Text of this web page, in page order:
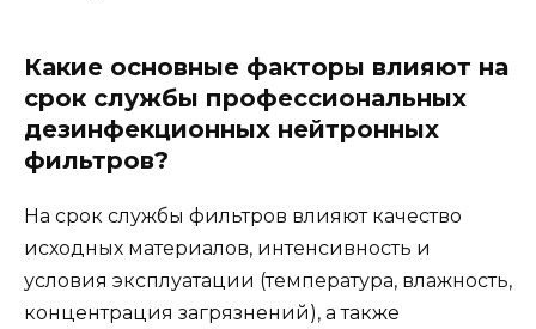
Какие основные факторы влияют на
срок службы профессиональных
дезинфекционных нейтронных
фильтров?
На срок службы фильтров влияют качество
исходных материалов, интенсивность и
условия эксплуатации (температура, влажность,
концентрация загрязнений), а также